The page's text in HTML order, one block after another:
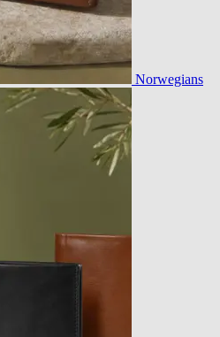
Norwegians